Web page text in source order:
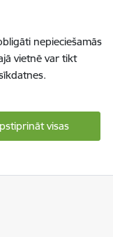
nepieciešamās
vietnē var tikt
visas